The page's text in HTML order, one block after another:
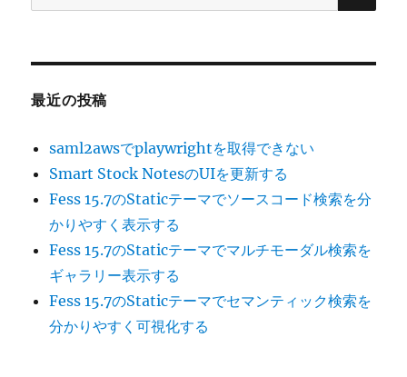
索:
最近の投稿
saml2awsでplaywrightを取得できない
Smart Stock NotesのUIを更新する
Fess 15.7のStaticテーマでソースコード検索を分
かりやすく表示する
Fess 15.7のStaticテーマでマルチモーダル検索を
ギャラリー表示する
Fess 15.7のStaticテーマでセマンティック検索を
分かりやすく可視化する